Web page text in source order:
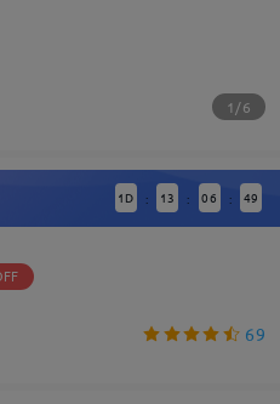
1/6
1 D : 13 : 06 : 48
69